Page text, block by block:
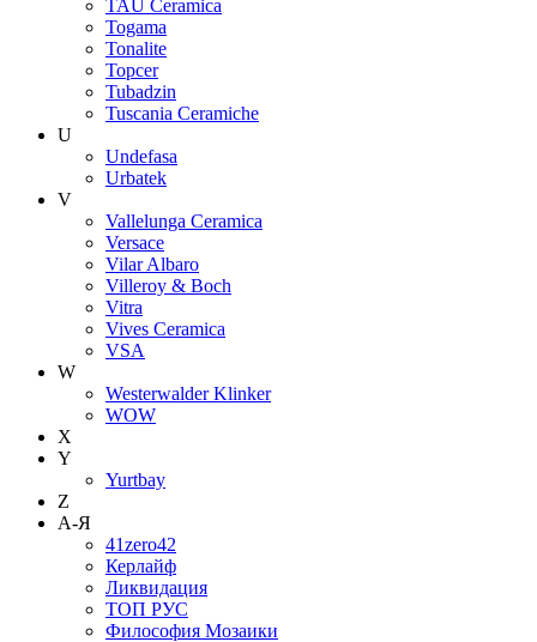
TAU Ceramica
Togama
Tonalite
Topcer
Tubadzin
Tuscania Ceramiche
U
Undefasa
Urbatek
V
Vallelunga Ceramica
Versace
Vilar Albaro
Villeroy & Boch
Vitra
Vives Ceramica
VSA
W
Westerwalder Klinker
WOW
X
Y
Yurtbay
Z
А-Я
41zero42
Керлайф
Ликвидация
ТОП РУС
Философия Мозаики